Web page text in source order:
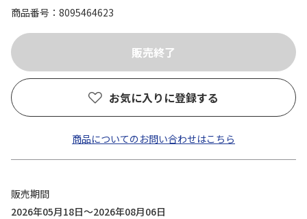
商品番号
8095464623
お気に入りに登録する
商品についてのお問い合わせはこちら
販売期間
2026年05月18日～2026年08月06日